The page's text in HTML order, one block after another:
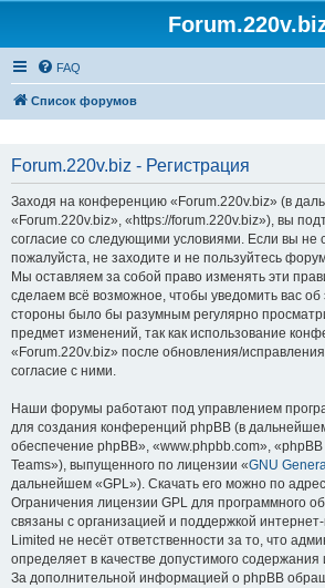
FAQ
Список форумов
Forum.220v.biz - Регистрация
Заходя на конференцию «Forum.220v.biz» (в
«Forum.220v.biz», «https://forum.220v.biz»), вы
согласие со следующими условиями. Если вы не
пожалуйста, не заходите и не пользуйтесь
Мы оставляем за собой право изменять эти
сделаем всё возможное, чтобы уведомить вас
стороны было бы разумным регулярно
предмет изменений, так как использование
«Forum.220v.biz» после обновления/
согласие с ними.
Наши форумы работают под управлением
для создания конференций phpBB (в
обеспечение phpBB», «www.phpbb.com»,
Teams»), выпущенного по лицензии «GNU
дальнейшем «GPL»). Скачать его можно по
Ограничения лицензии GPL для программного
связаны с организацией и поддержкой
Limited не несёт ответственности за то, что
определяет в качестве допустимого
За дополнительной информацией о phpBB